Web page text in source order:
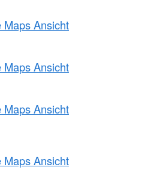
Maps Ansicht
Maps Ansicht
Maps Ansicht
Maps Ansicht